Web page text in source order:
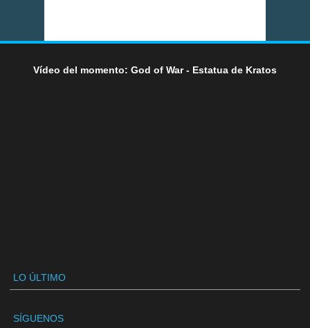
Vídeo del momento: God of War - Estatua de Kratos
LO ÚLTIMO
SÍGUENOS